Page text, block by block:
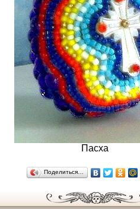
Пасха
Поделиться…